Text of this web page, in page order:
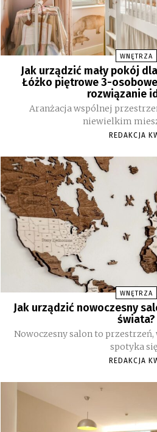
WNĘTRZA
Jak urządzić mały pokój
Łóżko piętrowe 3-
rozwiązanie
Aranżacja wspólnej
niewielkim
REDAKCJA
WNĘTRZA
Jak urządzić nowoczesny
świata?
Nowoczesny salon to
spotyka
REDAKCJA